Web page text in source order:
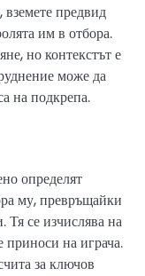
предвид
им в отбора.
но контекстът е
може да
на подкрепа.
определят
му, превръщайки
Тя се изчислява на
приноси на играча.
за ключов